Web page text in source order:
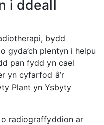
i ddeall
bydd
gyda’ch plentyn i helpu
pan fydd yn cael
yn cyfarfod â’r
Plant yn Ysbyty
o radiograffyddion ar